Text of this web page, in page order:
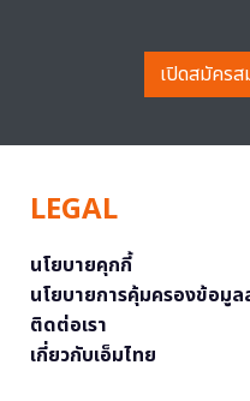
เปิดสมัครส
LEGAL
นโยบายคุกกี้
นโยบายการคุ้มครองข้อมู
ติดต่อเรา
เกี่ยวกับเอ็มไทย